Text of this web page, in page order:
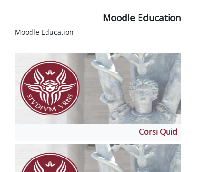
Moodle Education
Moodle Education
Corsi Quid